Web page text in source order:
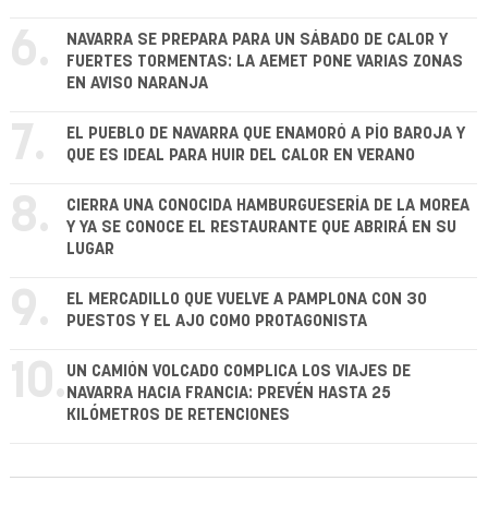
6.
NAVARRA SE PREPARA PARA UN SÁBADO DE CALOR Y
FUERTES TORMENTAS: LA AEMET PONE VARIAS ZONAS
EN AVISO NARANJA
7.
EL PUEBLO DE NAVARRA QUE ENAMORÓ A PÍO BAROJA Y
QUE ES IDEAL PARA HUIR DEL CALOR EN VERANO
8.
CIERRA UNA CONOCIDA HAMBURGUESERÍA DE LA MOREA
Y YA SE CONOCE EL RESTAURANTE QUE ABRIRÁ EN SU
LUGAR
9.
EL MERCADILLO QUE VUELVE A PAMPLONA CON 30
PUESTOS Y EL AJO COMO PROTAGONISTA
10. UN CAMIÓN VOLCADO COMPLICA LOS VIAJES DE
NAVARRA HACIA FRANCIA: PREVÉN HASTA 25
KILÓMETROS DE RETENCIONES